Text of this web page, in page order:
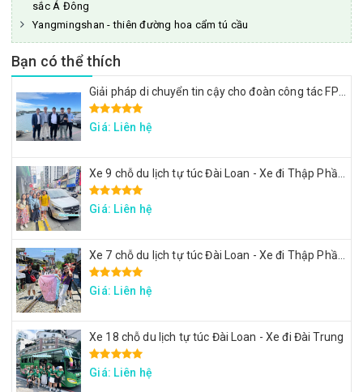
sắc Á Đông
Yangmingshan - thiên đường hoa cẩm tú cầu
Bạn có thể thích
Giá: Liên hệ
Giá: Liên hệ
Giá: Liên hệ
Xe 18 chỗ du lịch tự túc Đài Loan - Xe đi Đài Trung
Giá: Liên hệ